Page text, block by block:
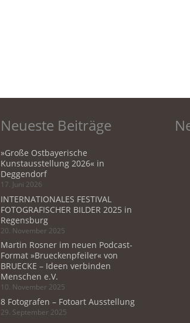
Neueste Beiträge
»Große Ostbayerische
Kunstausstellung 2026« in
Deggendorf
17. Juni 2026
INTERNATIONALES FESTIVAL
FOTOGRAFISCHER BILDER 2025 in
Regensburg
20. November 2025
Martin Rosner im neuen Podcast-
Format »Brueckenpfeiler« von
BRUECKE – Ideen verbinden
Menschen e.V.
10. November 2025
8 Fotografen – Fotoart Ausstellung
29. September 2025